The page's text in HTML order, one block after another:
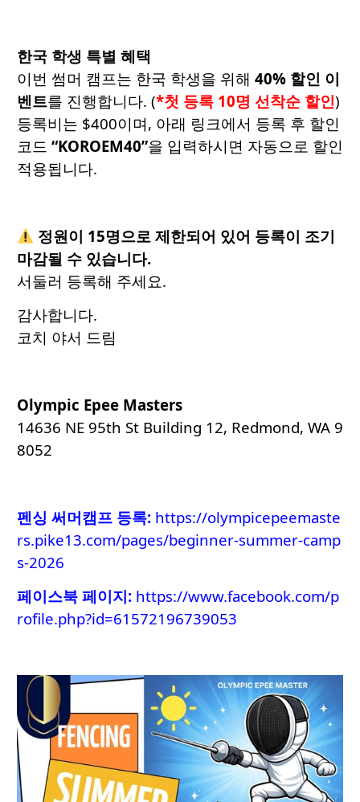
한국 학생 특별 혜택
이번 썸머 캠프는 한국 학생을 위해 40% 할인 이
벤트를 진행합니다. (*첫 등록 10명 선착순 할인)
등록비는 $400이며, 아래 링크에서 등록 후 할인
코드 “KOROEM40”을 입력하시면 자동으로 할인
적용됩니다.
정원이 15명으로 제한되어 있어 등록이 조기
마감될 수 있습니다.
서둘러 등록해 주세요.
감사합니다.
코치 야서 드림
Olympic Epee Masters
14636 NE 95th St Building 12, Redmond, WA 9
8052
펜싱 써머캠프 등록: https://olympicepeemaste
rs.pike13.com/pages/beginner-summer-camp
s-2026
페이스북 페이지: https://www.facebook.com/p
rofile.php?id=61572196739053